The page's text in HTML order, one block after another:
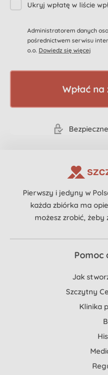
Ukryj wpłatę w liście
Administratorem danych
pośrednictwem serwisu
o.o. Dowiedz się więcej
Wpłać
Pierwszy i jedyny w
każda zbiórka ma
możesz zrobić, żeby
Pomoc
Jak
Szczytny
Klinika